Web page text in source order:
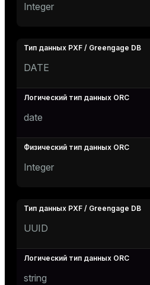
Integer
DATE
date
Integer
UUID
string